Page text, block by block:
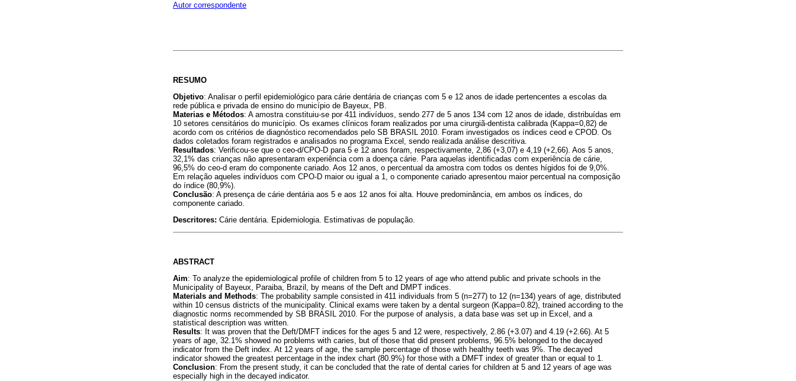
Autor correspondente
RESUMO
Objetivo: Analisar o perfil epidemiológico para cárie dentária de crianças com 5 e 12 anos de idade pertencentes a escolas da
rede pública e privada de ensino do município de Bayeux, PB.
Materias e Métodos: A amostra constituiu-se por 411 indivíduos, sendo 277 de 5 anos 134 com 12 anos de idade, distribuídas em
10 setores censitários do município. Os exames clínicos foram realizados por uma cirurgiã-dentista calibrada (Kappa=0,82) de
acordo com os critérios de diagnóstico recomendados pelo SB BRASIL 2010. Foram investigados os índices ceod e CPOD. Os
dados coletados foram registrados e analisados no programa Excel, sendo realizada análise descritiva.
Resultados: Verificou-se que o ceo-d/CPO-D para 5 e 12 anos foram, respectivamente, 2,86 (+3,07) e 4,19 (+2,66). Aos 5 anos,
32,1% das crianças não apresentaram experiência com a doença cárie. Para aquelas identificadas com experiência de cárie,
96,5% do ceo-d eram do componente cariado. Aos 12 anos, o percentual da amostra com todos os dentes hígidos foi de 9,0%.
Em relação aqueles indivíduos com CPO-D maior ou igual a 1, o componente cariado apresentou maior percentual na composição
do índice (80,9%).
Conclusão: A presença de cárie dentária aos 5 e aos 12 anos foi alta. Houve predominância, em ambos os índices, do
componente cariado.
Descritores: Cárie dentária. Epidemiologia. Estimativas de população.
ABSTRACT
Aim: To analyze the epidemiological profile of children from 5 to 12 years of age who attend public and private schools in the
Municipality of Bayeux, Paraiba, Brazil, by means of the Deft and DMPT indices.
Materials and Methods: The probability sample consisted in 411 individuals from 5 (n=277) to 12 (n=134) years of age, distributed
within 10 census districts of the municipality. Clinical exams were taken by a dental surgeon (Kappa=0.82), trained according to the
diagnostic norms recommended by SB BRASIL 2010. For the purpose of analysis, a data base was set up in Excel, and a
statistical description was written.
Results: It was proven that the Deft/DMFT indices for the ages 5 and 12 were, respectively, 2.86 (+3.07) and 4.19 (+2.66). At 5
years of age, 32.1% showed no problems with caries, but of those that did present problems, 96.5% belonged to the decayed
indicator from the Deft index. At 12 years of age, the sample percentage of those with healthy teeth was 9%. The decayed
indicator showed the greatest percentage in the index chart (80.9%) for those with a DMFT index of greater than or equal to 1.
Conclusion: From the present study, it can be concluded that the rate of dental caries for children at 5 and 12 years of age was
especially high in the decayed indicator.